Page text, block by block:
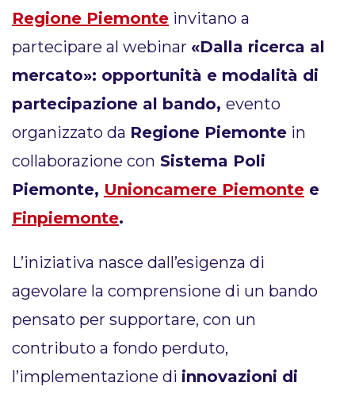
Regione Piemonte invitano a
partecipare al webinar «Dalla ricerca al
mercato»: opportunità e modalità di
partecipazione al bando, evento
organizzato da Regione Piemonte in
collaborazione con Sistema Poli
Piemonte, Unioncamere Piemonte e
Finpiemonte.
L’iniziativa nasce dall’esigenza di
agevolare la comprensione di un bando
pensato per supportare, con un
contributo a fondo perduto,
l’implementazione di innovazioni di